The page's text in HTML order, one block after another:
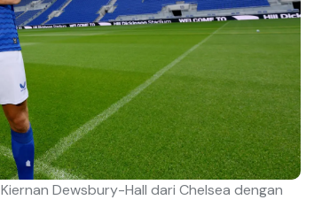
Dewsbury-Hall dari Chelsea dengan